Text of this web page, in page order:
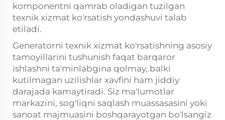
komponentni qamrab oladigan tuzilgan
texnik xizmat ko'rsatish yondashuvi talab
etiladi.
Generatorni texnik xizmat ko'rsatishning asosiy
tamoyillarini tushunish faqat barqaror
ishlashni ta'minlabgina qolmay, balki
kutilmagan uzilishlar xavfini ham jiddiy
darajada kamaytiradi. Siz ma'lumotlar
markazini, sog'liqni saqlash muassasasini yoki
sanoat majmuasini boshqarayotgan bo'lsangiz